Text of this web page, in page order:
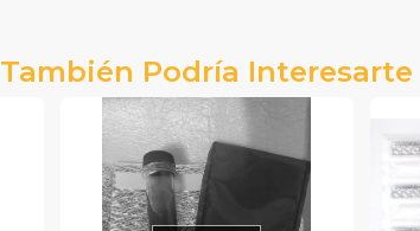
También Podría Interesarte